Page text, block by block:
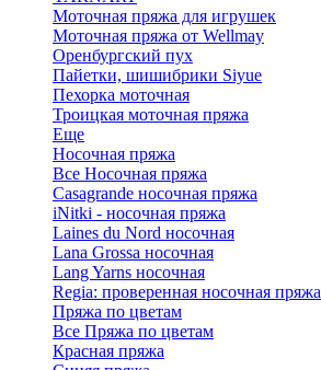
Моточная пряжа для игрушек
Моточная пряжа от Wellmay
Оренбургский пух
Пайетки, шишибрики Siyue
Пехорка моточная
Троицкая моточная пряжа
Еще
Носочная пряжа
Все Носочная пряжа
Casagrande носочная пряжа
iNitki - носочная пряжа
Laines du Nord носочная
Lana Grossa носочная
Lang Yarns носочная
Regia: проверенная носочная пряжа
Пряжа по цветам
Все Пряжа по цветам
Красная пряжа